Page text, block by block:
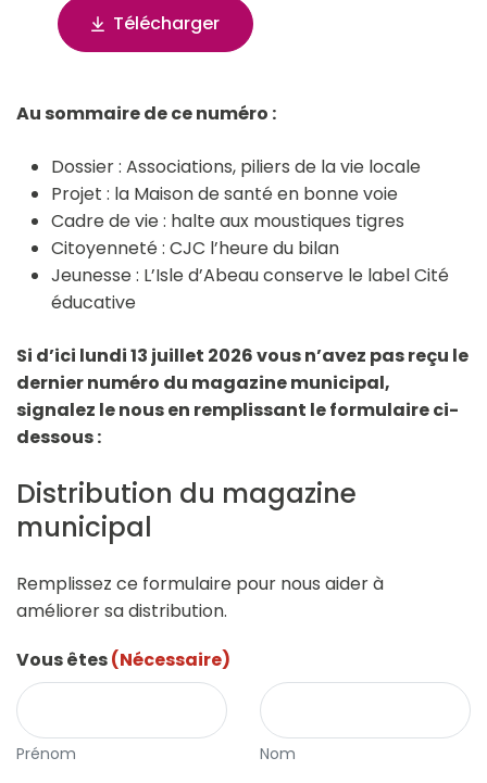
Télécharger
(ouverture dans un nouvel onglet)
Au sommaire de ce numéro :
Dossier : Associations, piliers de la vie locale
Projet : la Maison de santé en bonne voie
Cadre de vie : halte aux moustiques tigres
Citoyenneté : CJC l’heure du bilan
Jeunesse : L’Isle d’Abeau conserve le label Cité
éducative
Si d’ici lundi 13 juillet 2026 vous n’avez pas reçu le
dernier numéro du magazine municipal,
signalez le nous en remplissant le formulaire ci-
dessous :
Distribution du magazine
municipal
Remplissez ce formulaire pour nous aider à
améliorer sa distribution.
Vous êtes(Nécessaire)
Prénom Nom